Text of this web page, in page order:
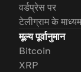
वर्डप्रेस पर
टेलीग्राम के
मूल्य पूर्वानुमान
Bitcoin
XRP